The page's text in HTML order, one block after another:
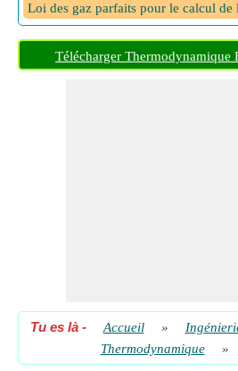
Loi des gaz parfaits pour le calcul de
Loi des gaz parfaits pour le calcul du
Nombre de moles donné Énergie
Télécharger Thermodynamique
Tu es là- Accueil »
Thermodynamique
»